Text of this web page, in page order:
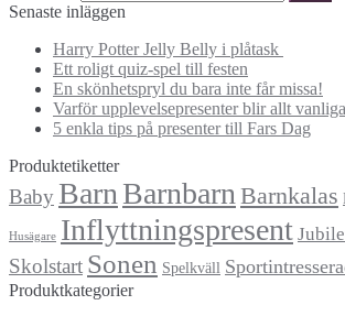
Senaste inläggen
Harry Potter Jelly Belly i plåtask
Ett roligt quiz-spel till festen
En skönhetspryl du bara inte får missa!
Varför upplevelsepresenter blir allt
5 enkla tips på presenter till Fars Dag
Produktetiketter
Baby Barn Barnbarn Barnkalas
Husägare Inflyttningspresent
Skolstart Sonen Spelkväll
Produktkategorier